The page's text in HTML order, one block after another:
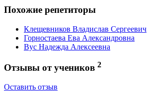
Похожие репетиторы
Клещевников Владислав Сергеевич
Горностаева Ева Александровна
Вус Надежда Алексеевна
Отзывы от учеников 2
Оставить отзыв